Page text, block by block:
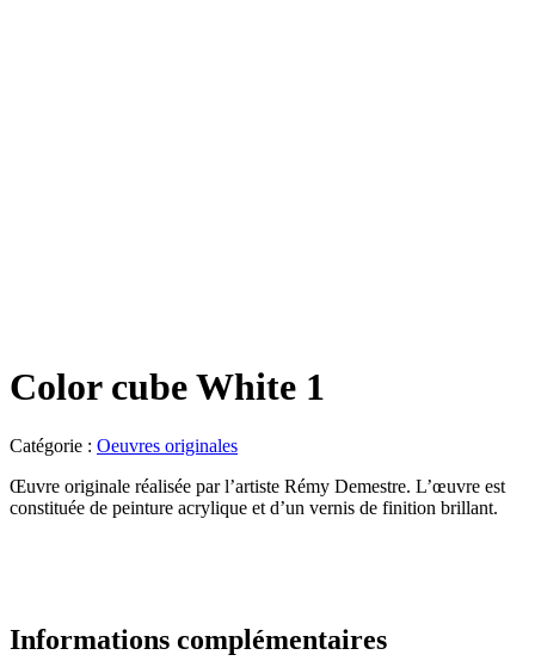
Color cube White 1
Catégorie : Oeuvres originales
Œuvre originale réalisée par l’artiste Rémy Demestre. L’œuvre est
constituée de peinture acrylique et d’un vernis de finition brillant.
Informations complémentaires